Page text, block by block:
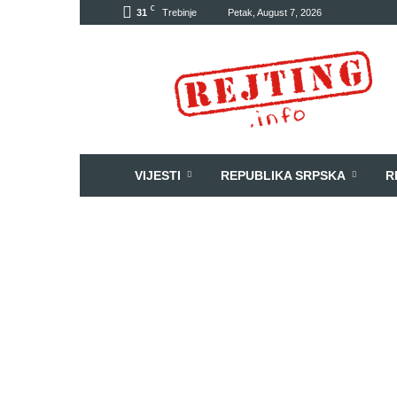
31 C Trebinje Petak, August 7, 2026
VIJESTI REPUBLIKA SRPSKA